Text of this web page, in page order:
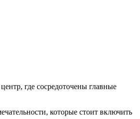
где сосредоточены главные
которые стоит включить